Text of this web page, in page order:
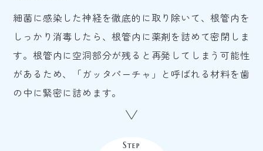
細菌に感染した神経を徹底的に取り除いて、根管内を
しっかり消毒したら、根管内に薬剤を詰めて密閉しま
す。根管内に空洞部分が残ると再発してしまう可能性
があるため、「ガッタパーチャ」と呼ばれる材料を歯
の中に緊密に詰めます。
Step